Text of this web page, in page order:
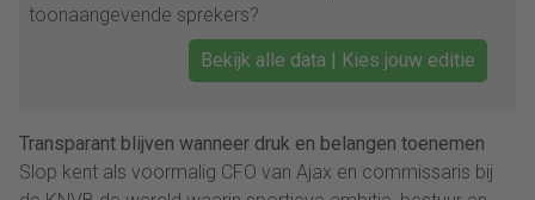
toonaangevende sprekers?
Bekijk alle data | Kies jouw editie
Transparant blijven wanneer druk en belangen toenemen
Slop kent als voormalig CFO van Ajax en commissaris bij